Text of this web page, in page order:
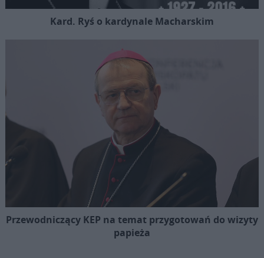
Kard. Ryś o kardynale Macharskim
Przewodniczący KEP na temat przygotowań do wizyty
papieża